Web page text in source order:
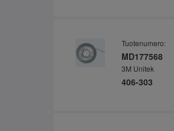
Tuotenumero:
MD177568
3M Unitek
406-303